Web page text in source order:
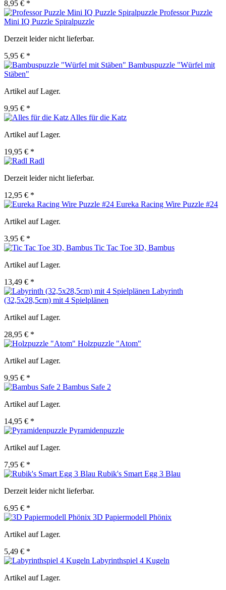
8,95 € *
Professor Puzzle
Mini IQ Puzzle Spiralpuzzle
Derzeit leider nicht lieferbar.
5,95 € *
Bambuspuzzle "Würfel mit
Stäben"
Artikel auf Lager.
9,95 € *
Alles für die Katz
Artikel auf Lager.
19,95 € *
Radl
Derzeit leider nicht lieferbar.
12,95 € *
Eureka Racing Wire Puzzle #24
Artikel auf Lager.
3,95 € *
Tic Tac Toe 3D, Bambus
Artikel auf Lager.
13,49 € *
Labyrinth
(32,5x28,5cm) mit 4 Spielplänen
Artikel auf Lager.
28,95 € *
Holzpuzzle "Atom"
Artikel auf Lager.
9,95 € *
Bambus Safe 2
Artikel auf Lager.
14,95 € *
Pyramidenpuzzle
Artikel auf Lager.
7,95 € *
Rubik's Smart Egg 3 Blau
Derzeit leider nicht lieferbar.
6,95 € *
3D Papiermodell Phönix
Artikel auf Lager.
5,49 € *
Labyrinthspiel 4 Kugeln
Artikel auf Lager.